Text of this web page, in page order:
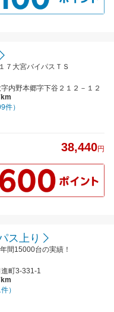
７大宮バイパスＴＳ
内野本郷字下谷２１２－１２
件）
38,440円
ス上り
間15000台の実績！
町3-331-1
）